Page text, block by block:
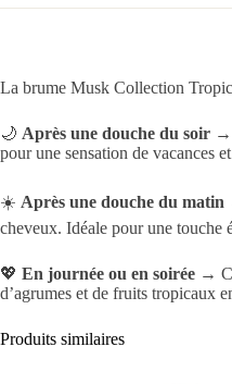
La brume Musk Collection
🌙 Après une douche du soir →
pour une sensation de vacances
☀️ Après une douche du matin
cheveux. Idéale pour une touche
💖 En journée ou en soirée →
d’agrumes et de fruits tropicaux
Produits similaires